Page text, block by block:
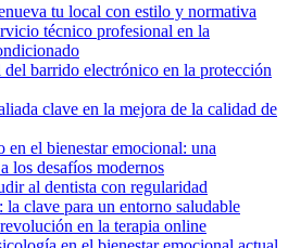
tu local con estilo y normativa
técnico profesional en la
barrido electrónico en la protección
clave en la mejora de la calidad de
en el bienestar emocional: una
los desafíos modernos
al dentista con regularidad
la clave para un entorno saludable
en la terapia online